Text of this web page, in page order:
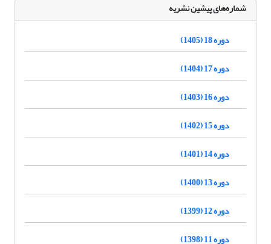
شماره‌های پیشین نشریه
دوره 18 (1405)
دوره 17 (1404)
دوره 16 (1403)
دوره 15 (1402)
دوره 14 (1401)
دوره 13 (1400)
دوره 12 (1399)
دوره 11 (1398)